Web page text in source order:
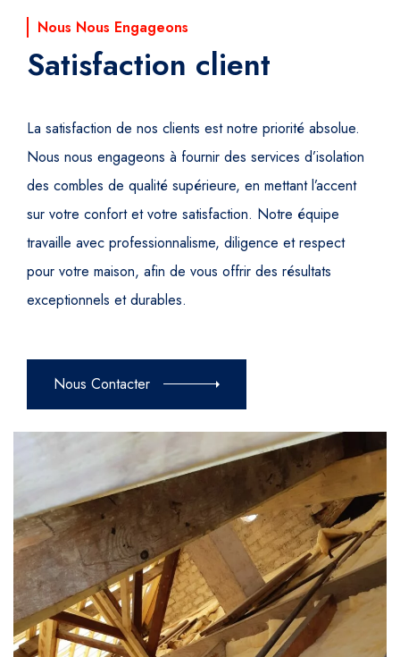
Nous Nous Engageons
Satisfaction client
La satisfaction de nos clients est notre priorité absolue.
Nous nous engageons à fournir des services d’isolation
des combles de qualité supérieure, en mettant l’accent
sur votre confort et votre satisfaction. Notre équipe
travaille avec professionnalisme, diligence et respect
pour votre maison, afin de vous offrir des résultats
exceptionnels et durables.
Nous Contacter